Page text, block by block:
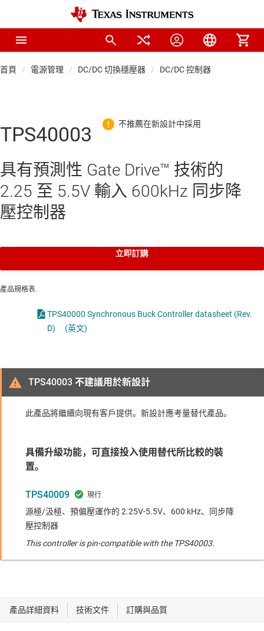
首頁 電源管理 DC/DC 切換穩壓器 DC/DC 控制器
TPS40003
具有預測性 Gate Drive™ 技術的
2.25 至 5.5V 輸入 600kHz 同步降
壓控制器
立即訂購
產品規格表
TPS40000 Synchronous Buck Controller datasheet (Rev.
D)
(英文)
TPS40003 不建議用於新設計
此產品將繼續向現有客戶提供。新設計應考量替代產品。
具備升級功能，可直接投入使用替代所比較的裝
置。
TPS40009
源極/汲極、預偏壓運作的 2.25V-5.5V、600 kHz、同步降
壓控制器
This controller is pin-compatible with the TPS40003.